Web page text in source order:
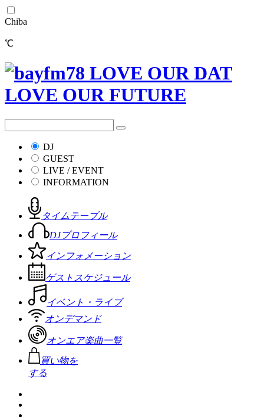
Chiba
℃
DJ
GUEST
LIVE / EVENT
INFORMATION
タイムテーブル
DJプロフィール
インフォメーション
ゲストスケジュール
イベント・ライブ
オンデマンド
オンエア楽曲一覧
買い物を
する